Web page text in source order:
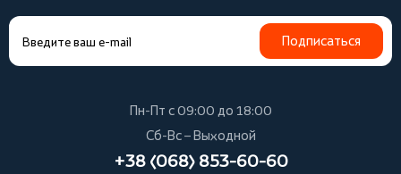
Подписаться
Пн-Пт с 09:00 до 18:00
Сб-Вс – Выходной
+38 (068) 853-60-60